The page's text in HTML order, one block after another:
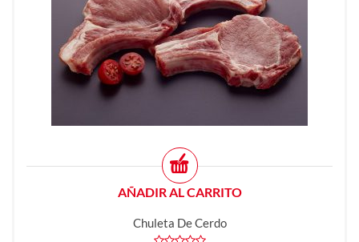
AÑADIR AL CARRITO
Chuleta De Cerdo